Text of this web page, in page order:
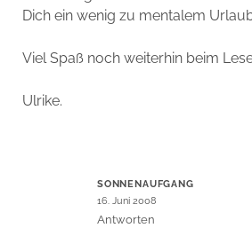
Dich ein wenig zu mentalem
Viel Spaß noch weiterhin beim
Ulrike.
SONNENAUFGANG
16. Juni 2008
Antworten